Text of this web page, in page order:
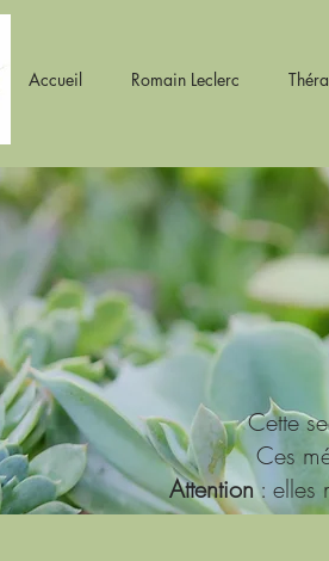
Accueil Romain Leclerc
Cette
Ces
Attention: elles